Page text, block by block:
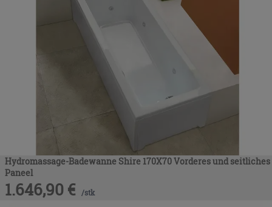
Hydromassage-Badewanne Shire 170X70 Vorderes und seitliches
Paneel
1.646,90 € /stk